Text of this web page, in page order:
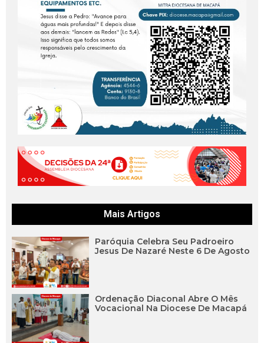
Mais Artigos
Paróquia Celebra Seu Padroeiro
Jesus De Nazaré Neste 6 De Agosto
Ordenação Diaconal Abre O Mês
Vocacional Na Diocese De Macapá